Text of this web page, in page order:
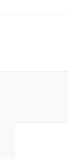
Купить в 1